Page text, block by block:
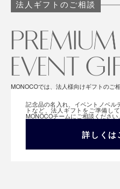
法人ギフトのご相談
MONOCOでは、法人様向けギフトのご
記念品の名入れ、イベントノベル
トなど、法人ギフトをご準備し
MONOCOチームにご相談ください
詳しくは